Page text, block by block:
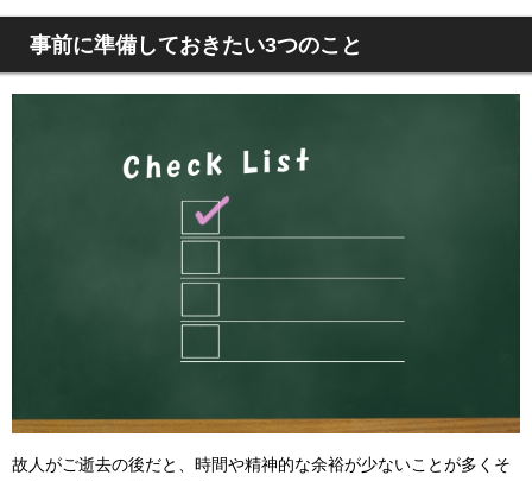
事前に準備しておきたい3つのこと
故人がご逝去の後だと、時間や精神的な余裕が少ないことが多くそ